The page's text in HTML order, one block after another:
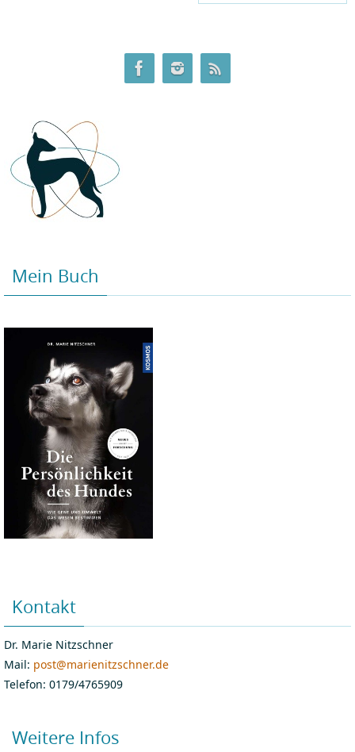
Mein Buch
Kontakt
Dr. Marie Nitzschner
Mail: post@marienitzschner.de
Telefon: 0179/4765909
Weitere Infos